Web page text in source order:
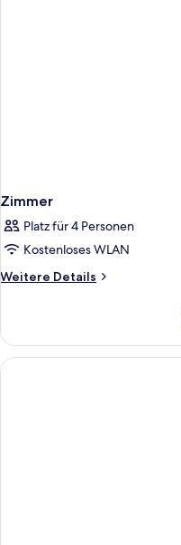
Zimmer
Platz für 4 Personen
Kostenloses WLAN
Weitere Details
Weitere